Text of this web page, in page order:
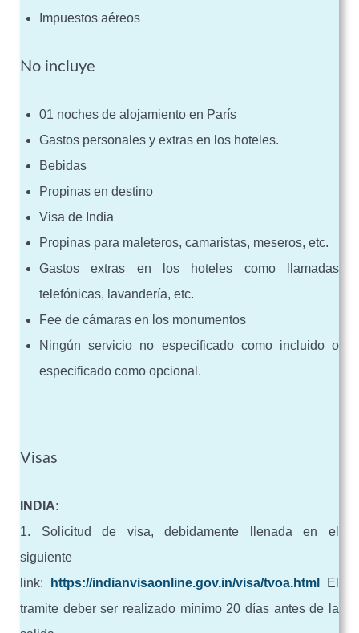
Impuestos aéreos
No incluye
01 noches de alojamiento en París
Gastos personales y extras en los hoteles.
Bebidas
Propinas en destino
Visa de India
Propinas para maleteros, camaristas, meseros, etc.
Gastos extras en los hoteles como llamadas
telefónicas, lavandería, etc.
Fee de cámaras en los monumentos
Ningún servicio no especificado como incluido o
especificado como opcional.
Visas
INDIA:
1. Solicitud de visa, debidamente llenada en el
siguiente
link:
https://indianvisaonline.gov.in/visa/tvoa.html
El
tramite deber ser realizado mínimo 20 días antes de la